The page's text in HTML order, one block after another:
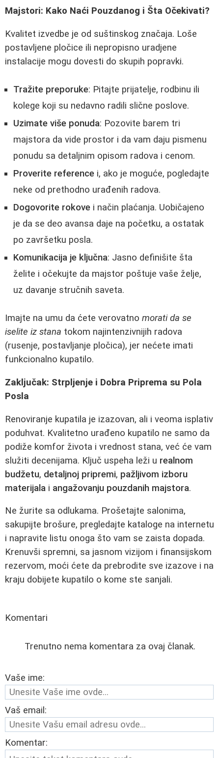
Majstori: Kako Naći Pouzdanog i Šta Očekivati?
Kvalitet izvedbe je od suštinskog značaja. Loše
postavljene pločice ili nepropisno uradjene
instalacije mogu dovesti do skupih popravki.
Tražite preporuke: Pitajte prijatelje, rodbinu ili
kolege koji su nedavno radili slične poslove.
Uzimate više ponuda: Pozovite barem tri
majstora da vide prostor i da vam daju pismenu
ponudu sa detaljnim opisom radova i cenom.
Proverite reference i, ako je moguće, pogledajte
neke od prethodno urađenih radova.
Dogovorite rokove i način plaćanja. Uobičajeno
je da se deo avansa daje na početku, a ostatak
po završetku posla.
Komunikacija je ključna: Jasno definišite šta
želite i očekujte da majstor poštuje vaše želje,
uz davanje stručnih saveta.
Imajte na umu da ćete verovatno morati da se
iselite iz stana tokom najintenzivnijih radova
(rusenje, postavljanje pločica), jer nećete imati
funkcionalno kupatilo.
Zaključak: Strpljenje i Dobra Priprema su Pola
Posla
Renoviranje kupatila je izazovan, ali i veoma isplativ
poduhvat. Kvalitetno urađeno kupatilo ne samo da
podiže komfor života i vrednost stana, već će vam
služiti decenijama. Ključ uspeha leži u realnom
budžetu, detaljnoj pripremi, pažljivom izboru
materijala i angažovanju pouzdanih majstora.
Ne žurite sa odlukama. Prošetajte salonima,
sakupijte brošure, pregledajte kataloge na internetu
i napravite listu onoga što vam se zaista dopada.
Krenuvši spremni, sa jasnom vizijom i finansijskom
rezervom, moći ćete da prebrodite sve izazove i na
kraju dobijete kupatilo o kome ste sanjali.
Komentari
Trenutno nema komentara za ovaj članak.
Vaše ime:
Vaš email:
Komentar: